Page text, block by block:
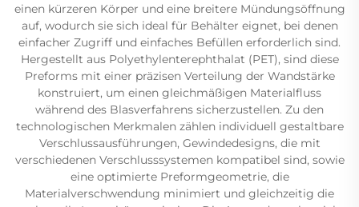
einen kürzeren Körper und eine breitere Mündungsöffnung
auf, wodurch sie sich ideal für Behälter eignet, bei denen
einfacher Zugriff und einfaches Befüllen erforderlich sind.
Hergestellt aus Polyethylenterephthalat (PET), sind diese
Preforms mit einer präzisen Verteilung der Wandstärke
konstruiert, um einen gleichmäßigen Materialfluss
während des Blasverfahrens sicherzustellen. Zu den
technologischen Merkmalen zählen individuell gestaltbare
Verschlussausführungen, Gewindedesigns, die mit
verschiedenen Verschlusssystemen kompatibel sind, sowie
eine optimierte Preformgeometrie, die
Materialverschwendung minimiert und gleichzeitig die